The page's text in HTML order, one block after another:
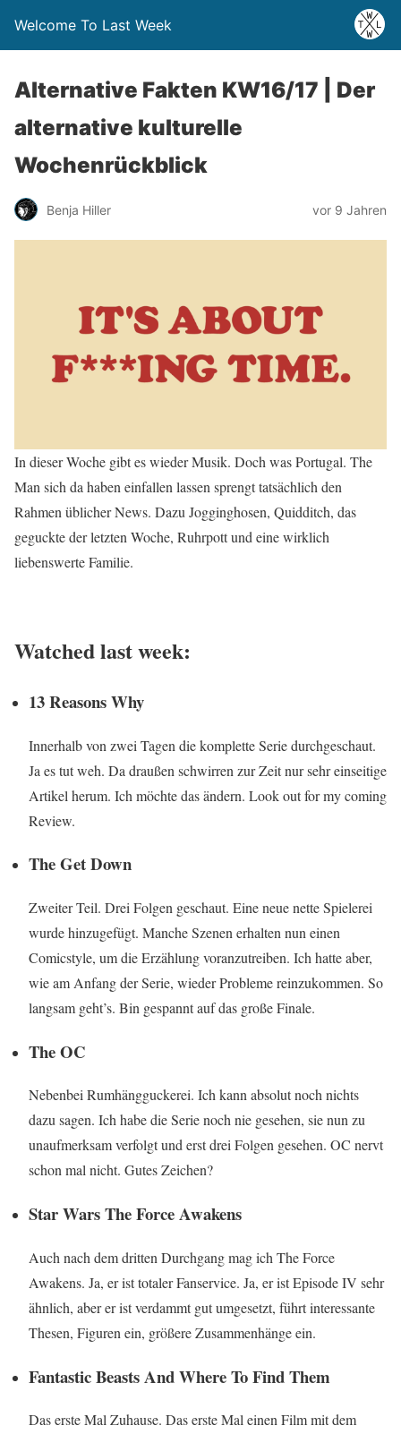
Welcome To Last Week
Alternative Fakten KW16/17 | Der
alternative kulturelle
Wochenrückblick
Benja Hiller vor 9 Jahren
In dieser Woche gibt es wieder Musik. Doch was Portugal. The
Man sich da haben einfallen lassen sprengt tatsächlich den
Rahmen üblicher News. Dazu Jogginghosen, Quidditch, das
geguckte der letzten Woche, Ruhrpott und eine wirklich
liebenswerte Familie.
Watched last week:
13 Reasons Why
Innerhalb von zwei Tagen die komplette Serie durchgeschaut.
Ja es tut weh. Da draußen schwirren zur Zeit nur sehr einseitige
Artikel herum. Ich möchte das ändern. Look out for my coming
Review.
The Get Down
Zweiter Teil. Drei Folgen geschaut. Eine neue nette Spielerei
wurde hinzugefügt. Manche Szenen erhalten nun einen
Comicstyle, um die Erzählung voranzutreiben. Ich hatte aber,
wie am Anfang der Serie, wieder Probleme reinzukommen. So
langsam geht’s. Bin gespannt auf das große Finale.
The OC
Nebenbei Rumhängguckerei. Ich kann absolut noch nichts
dazu sagen. Ich habe die Serie noch nie gesehen, sie nun zu
unaufmerksam verfolgt und erst drei Folgen gesehen. OC nervt
schon mal nicht. Gutes Zeichen?
Star Wars The Force Awakens
Auch nach dem dritten Durchgang mag ich The Force
Awakens. Ja, er ist totaler Fanservice. Ja, er ist Episode IV sehr
ähnlich, aber er ist verdammt gut umgesetzt, führt interessante
Thesen, Figuren ein, größere Zusammenhänge ein.
Fantastic Beasts And Where To Find Them
Das erste Mal Zuhause. Das erste Mal einen Film mit dem